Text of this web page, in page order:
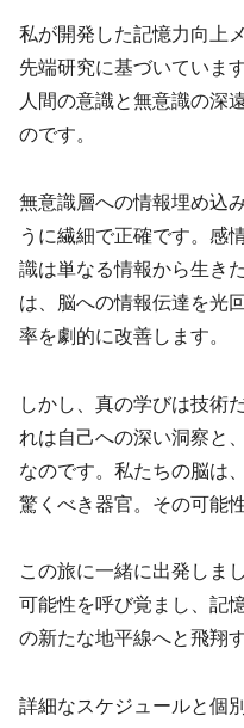
私が開発した記憶力向上
先端研究に基づいていま
人間の意識と無意識の深
のです。
無意識層への情報埋め込
うに繊細で正確です。感
識は単なる情報から生き
は、脳への情報伝達を光
率を劇的に改善します。
しかし、真の学びは技術
れは自己への深い洞察と
なのです。私たちの脳は
驚くべき器官。その可能
この旅に一緒に出発しま
可能性を呼び覚まし、記
の新たな地平線へと飛翔
詳細なスケジュールと個